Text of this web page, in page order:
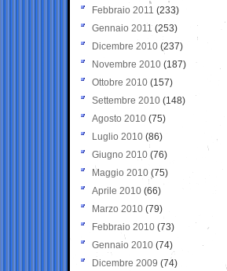
Febbraio 2011 (233)
Gennaio 2011 (253)
Dicembre 2010 (237)
Novembre 2010 (187)
Ottobre 2010 (157)
Settembre 2010 (148)
Agosto 2010 (75)
Luglio 2010 (86)
Giugno 2010 (76)
Maggio 2010 (75)
Aprile 2010 (66)
Marzo 2010 (79)
Febbraio 2010 (73)
Gennaio 2010 (74)
Dicembre 2009 (74)